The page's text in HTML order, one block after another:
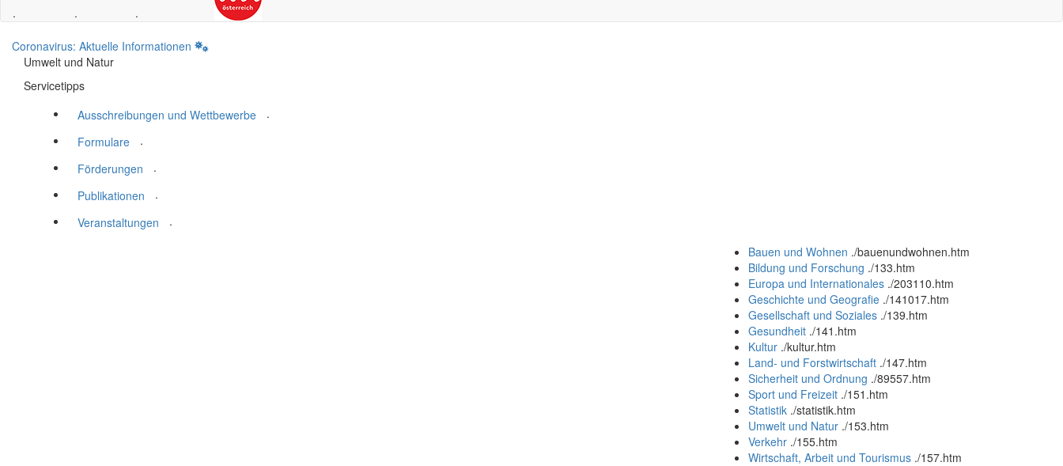
.
.
.
Coronavirus: Aktuelle Informationen
Umwelt und Natur
Servicetipps
Ausschreibungen und Wettbewerbe
.
Formulare
.
Förderungen
.
Publikationen
.
Veranstaltungen
.
Bauen und Wohnen ./bauenundwohnen.htm
Bildung und Forschung ./133.htm
Europa und Internationales ./203110.htm
Geschichte und Geografie ./141017.htm
Gesellschaft und Soziales ./139.htm
Gesundheit ./141.htm
Kultur ./kultur.htm
Land- und Forstwirtschaft ./147.htm
Sicherheit und Ordnung ./89557.htm
Sport und Freizeit ./151.htm
Statistik ./statistik.htm
Umwelt und Natur ./153.htm
Verkehr ./155.htm
Wirtschaft, Arbeit und Tourismus ./157.htm